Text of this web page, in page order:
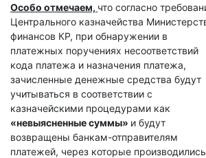
Особо отмечаем, что согласно
Центрального казначейства
финансов КР, при обнаружении в
платежных поручениях несоответствий
кода платежа и назначения платежа,
зачисленные денежные средства будут
учитываться в соответствии с
казначейскими процедурами как
«невыясненные суммы» и будут
возвращены банкам-отправителям
платежей, через которые производились